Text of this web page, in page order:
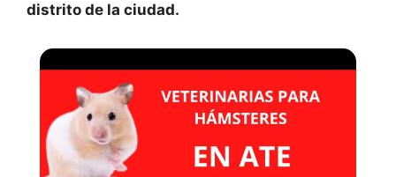
distrito de la ciudad.